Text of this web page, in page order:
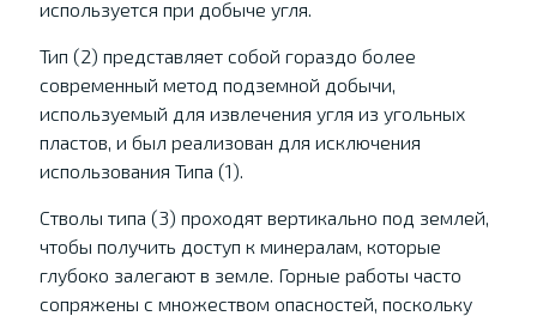
используется при добыче угля.
Тип (2) представляет собой гораздо более
современный метод подземной добычи,
используемый для извлечения угля из угольных
пластов, и был реализован для исключения
использования Типа (1).
Стволы типа (3) проходят вертикально под землей,
чтобы получить доступ к минералам, которые
глубоко залегают в земле. Горные работы часто
сопряжены с множеством опасностей, поскольку